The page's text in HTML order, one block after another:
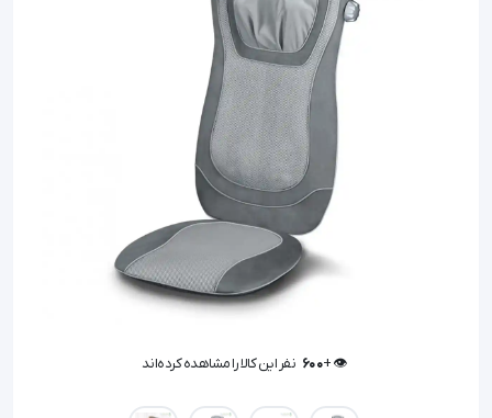
👁️ +
600 نفر این کالا را مشاهده کرده‌اند